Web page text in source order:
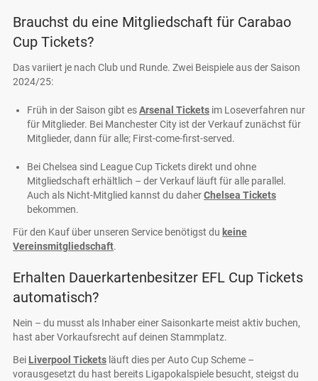
Brauchst du eine Mitgliedschaft für Carabao
Cup Tickets?
Das variiert je nach Club und Runde. Zwei Beispiele aus der Saison
2024/25:
Früh in der Saison gibt esArsenal Tickets im Loseverfahren nur
für Mitglieder. Bei Manchester City ist der Verkauf zunächst für
Mitglieder, dann für alle; First-come-first-served.
Bei Chelsea sind League Cup Tickets direkt und ohne
Mitgliedschaft erhältlich – der Verkauf läuft für alle parallel.
Auch als Nicht-Mitglied kannst du daherChelsea Tickets
bekommen.
Für den Kauf über unseren Service benötigst du keine
Vereinsmitgliedschaft.
Erhalten Dauerkartenbesitzer EFL Cup Tickets
automatisch?
Nein – du musst als Inhaber einer Saisonkarte meist aktiv buchen,
hast aber Vorkaufsrecht auf deinen Stammplatz.
Bei Liverpool Tickets läuft dies per Auto Cup Scheme –
vorausgesetzt du hast bereits Ligapokalspiele besucht, steigst du